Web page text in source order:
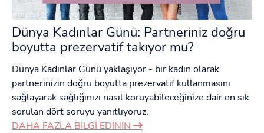
Dünya Kadınlar Günü: Partneriniz doğru
boyutta prezervatif takıyor mu?
Dünya Kadınlar Günü yaklaşıyor - bir kadın olarak
partnerinizin doğru boyutta prezervatif kullanmasını
sağlayarak sağlığınızı nasıl koruyabileceğinize dair en sık
sorulan dört soruyu yanıtlıyoruz.
DAHA FAZLA BILGI EDININ